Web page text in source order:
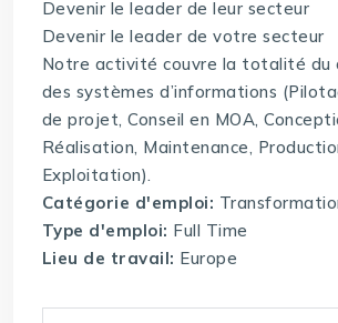
Devenir le leader de leur secteur
Devenir le leader de votre secteur
Notre activité couvre la totalité du
des systèmes d’informations
de projet, Conseil en MOA,
Réalisation, Maintenance,
Exploitation).
Catégorie d'emploi:
Type d'emploi: Full Time
Lieu de travail: Europe